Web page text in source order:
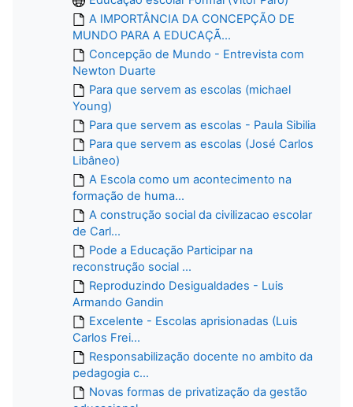
A IMPORTÂNCIA DA CONCEPÇÃO DE
MUNDO PARA A EDUCAÇÃ...
Concepção de Mundo - Entrevista com
Newton Duarte
Para que servem as escolas (michael
Young)
Para que servem as escolas - Paula Sibilia
Para que servem as escolas (José Carlos
Libâneo)
A Escola como um acontecimento na
formação de huma...
A construção social da civilizacao escolar
de Carl...
Pode a Educação Participar na
reconstrução social ...
Reproduzindo Desigualdades - Luis
Armando Gandin
Excelente - Escolas aprisionadas (Luis
Carlos Frei...
Responsabilização docente no ambito da
pedagogia c...
Novas formas de privatização da gestão